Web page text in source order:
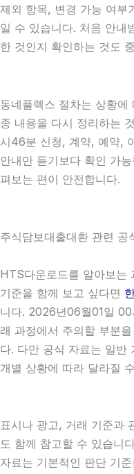
제외 항목, 변경 가능 여부
일 수 있습니다. 처음 안내
한 것인지 확인하는 것도
동네플렉스 절차는 상황
종 내용을 다시 정리하는
시46분 신청, 계약, 예약,
안내만 듣기보다 확인 가
펴보는 편이 안전합니다.
주식담보대출대환 관련 공
HTS다운로드를 알아보는
기준을 함께 보고 싶다면
니다. 2026년06월01일
래 과정에서 주의할 부분
다. 다만 공식 자료는 일반
개별 상황에 따라 달라질
표시나 광고, 거래 기준과
도 함께 참고할 수 있습니
자료는 기본적인 판단 기